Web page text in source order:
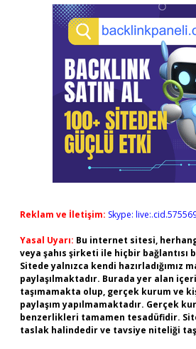
Reklam ve İletişim: Skype:
Yasal Uyarı: Bu internet sitesi,
veya şahıs şirketi ile hiçbir bağlantısı
Sitede yalnızca kendi hazırladığımız
paylaşılmaktadır. Burada yer alan
taşımamakta olup, gerçek kurum ve
paylaşım yapılmamaktadır. Gerçek
benzerlikleri tamamen tesadüfidir.
taslak halindedir ve tavsiye niteliği